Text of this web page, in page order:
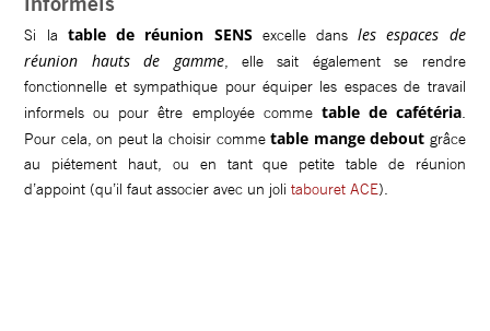
Si la table de réunion SENSexcelle dansles espaces de
réunion hauts de gamme, elle sait également se rendre
fonctionnelle et sympathique pour équiper les espaces de travail
informels ou pour être employée comme table de cafétéria.
Pour cela, on peut la choisir commetable mange debout grâce
au piétement haut, ou en tant que petite table de réunion
d’appoint (qu’il faut associer avec un jolitabouret ACE).